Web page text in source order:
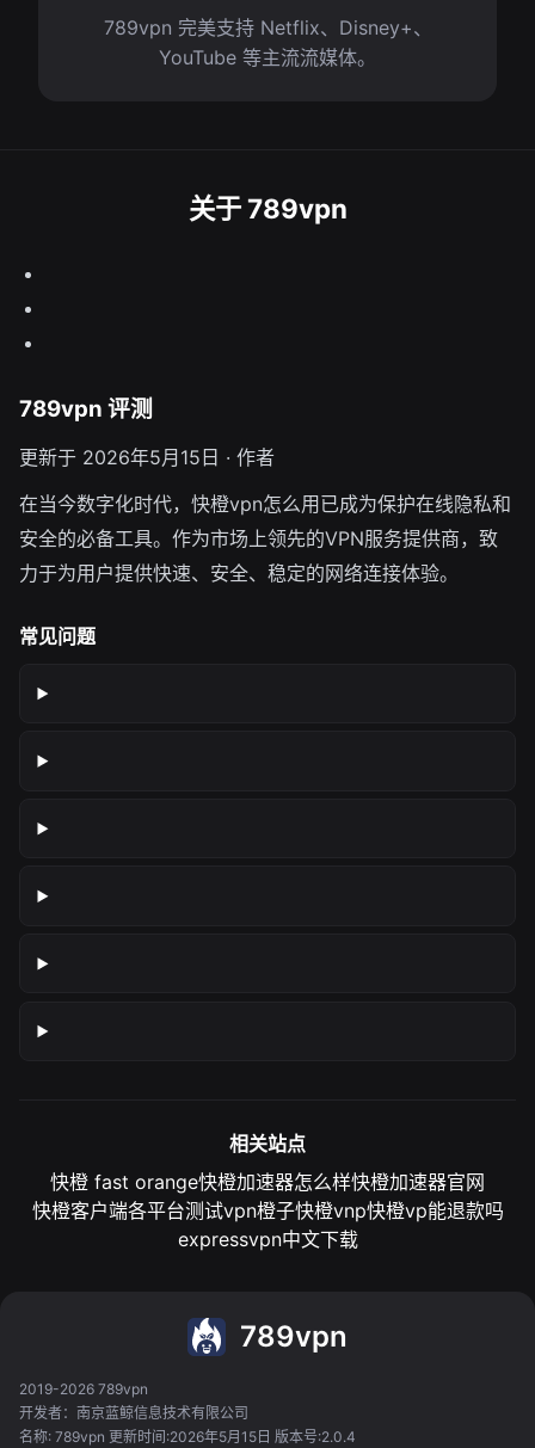
789vpn 完美支持 Netflix、Disney+、
YouTube 等主流流媒体。
关于 789vpn
789vpn 评测
更新于 2026年5月15日 · 作者
在当今数字化时代，快橙vpn怎么用已成为保护在线隐私和
安全的必备工具。作为市场上领先的VPN服务提供商，致
力于为用户提供快速、安全、稳定的网络连接体验。
常见问题
相关站点
快橙 fast orange快橙加速器怎么样快橙加速器官网
快橙客户端各平台测试vpn橙子快橙vnp快橙vp能退款吗
expressvpn中文下载
789vpn
2019-2026 789vpn
开发者：南京蓝鲸信息技术有限公司
名称: 789vpn 更新时间:2026年5月15日 版本号:2.0.4